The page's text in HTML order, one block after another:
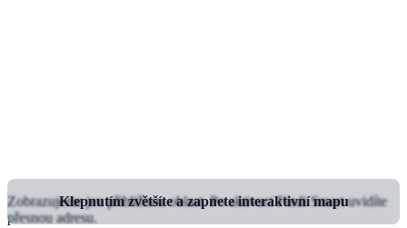
Klepnutím zvětšíte a zapnete interaktivní mapu
Zobrazujeme jen přibližnou oblast.Po aktivaci Findi Smart uvidíte
přesnou adresu.